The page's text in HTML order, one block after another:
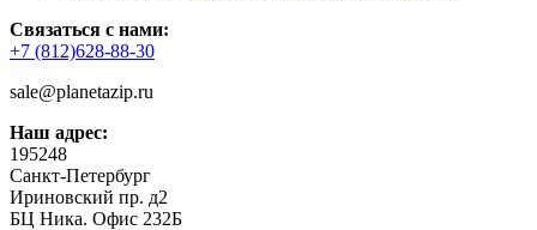
Связаться с нами:
+7 (812)628-88-30
sale@planetazip.ru
Наш адрес:
195248
Санкт-Петербург
Ириновский пр. д2
БЦ Ника. Офис 232Б